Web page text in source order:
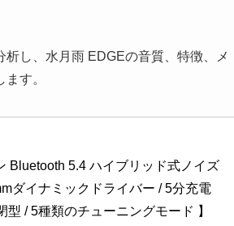
し、水月雨 EDGEの音質、特徴、メ
す。
Bluetooth 5.4 ハイブリッド式ノイズ
ダイナミックドライバー / 5分充電
/ 5種類のチューニングモード 】